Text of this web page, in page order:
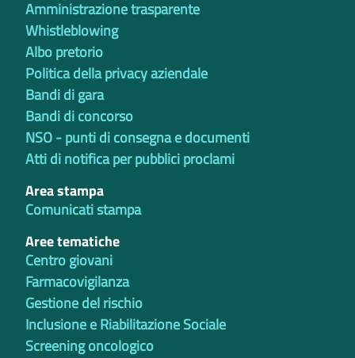
Amministrazione trasparente
Whistleblowing
Albo pretorio
Politica della privacy aziendale
Bandi di gara
Bandi di concorso
NSO - punti di consegna e documenti
Atti di notifica per pubblici proclami
Area stampa
Comunicati stampa
Aree tematiche
Centro giovani
Farmacovigilanza
Gestione del rischio
Inclusione e Riabilitazione Sociale
Screening oncologico